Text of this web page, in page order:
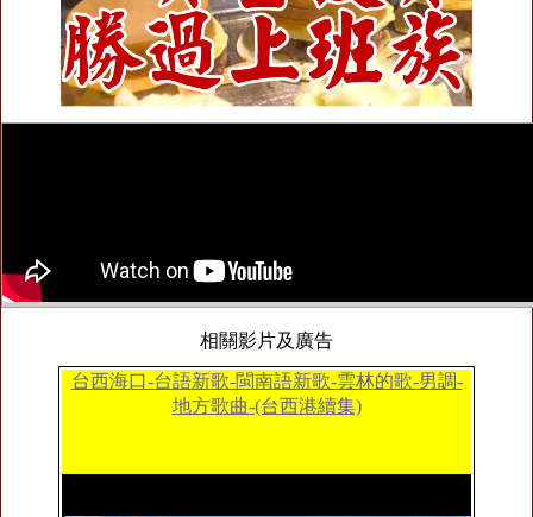
相關影片及廣告
台西海口-台語新歌-閩南語新歌-雲林的歌-男調-
地方歌曲-(台西港續集)